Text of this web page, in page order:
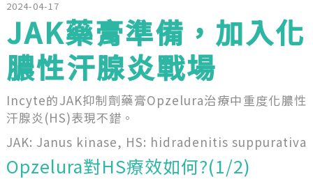
2024-04-17
JAK藥膏準備，加入化
膿性汗腺炎戰場
Incyte的JAK抑制劑藥膏Opzelura治療中重度化膿性
汗腺炎(HS)表現不錯。
JAK: Janus kinase, HS: hidradenitis suppurativa
Opzelura對HS療效如何?(1/2)